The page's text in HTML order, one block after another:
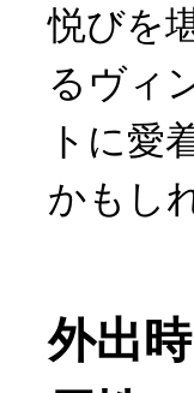
悦びを
るヴィ
トに愛
かもし
外出